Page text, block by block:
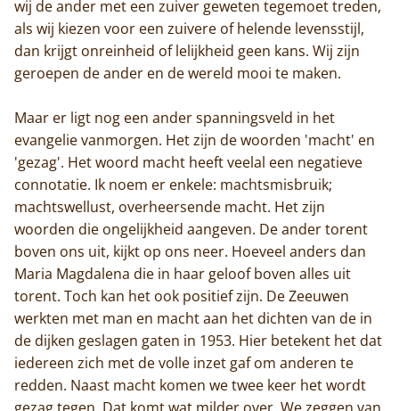
wij de ander met een zuiver geweten tegemoet treden,
als wij kiezen voor een zuivere of helende levensstijl,
dan krijgt onreinheid of lelijkheid geen kans. Wij zijn
geroepen de ander en de wereld mooi te maken.
Maar er ligt nog een ander spanningsveld in het
evangelie vanmorgen. Het zijn de woorden 'macht' en
'gezag'. Het woord macht heeft veelal een negatieve
connotatie. Ik noem er enkele: machtsmisbruik;
machtswellust, overheersende macht. Het zijn
woorden die ongelijkheid aangeven. De ander torent
boven ons uit, kijkt op ons neer. Hoeveel anders dan
Maria Magdalena die in haar geloof boven alles uit
torent. Toch kan het ook positief zijn. De Zeeuwen
werkten met man en macht aan het dichten van de in
de dijken geslagen gaten in 1953. Hier betekent het dat
iedereen zich met de volle inzet gaf om anderen te
redden. Naast macht komen we twee keer het wordt